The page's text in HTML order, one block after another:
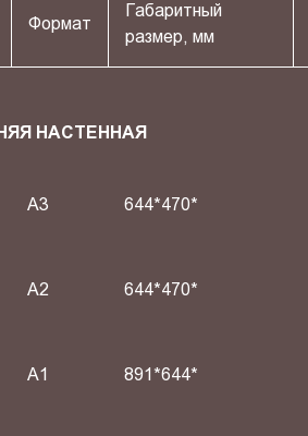
Формат
Габаритный
размер, мм
НАСТЕННАЯ
A3 644*470*
A2 644*470*
А1 891*644*